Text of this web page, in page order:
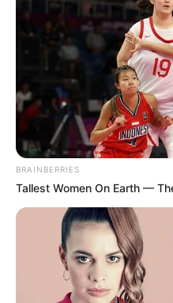
ΤΑΥΤΟΤΗΤΑ ΚΑΙ
© 2025 EVIANEWS
BRAINBERRIES
Tallest Women On Earth —